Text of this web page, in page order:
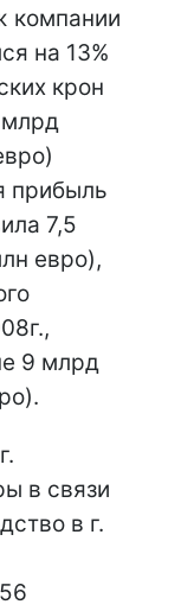
компании
на 13%
крон
млрд
прибыль
7,5
евро),
9 млрд
в связи
в г.